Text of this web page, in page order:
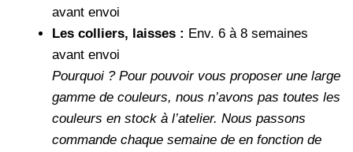
avant envoi
Les colliers, laisses : Env. 6 à 8 semaines
avant envoi
Pourquoi ? Pour pouvoir vous proposer une large
gamme de couleurs, nous n’avons pas toutes les
couleurs en stock à l’atelier. Nous passons
commande chaque semaine de en fonction de